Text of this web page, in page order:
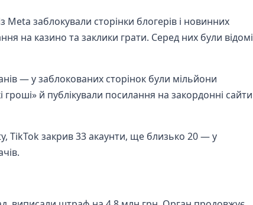
заблокували сторінки блогерів і новинних
на казино та заклики грати. Серед них були відомі
— у заблокованих сторінок були мільйони
гроші» й публікували посилання на закордонні сайти
TikTok закрив 33 акаунти, ще близько 20 — у